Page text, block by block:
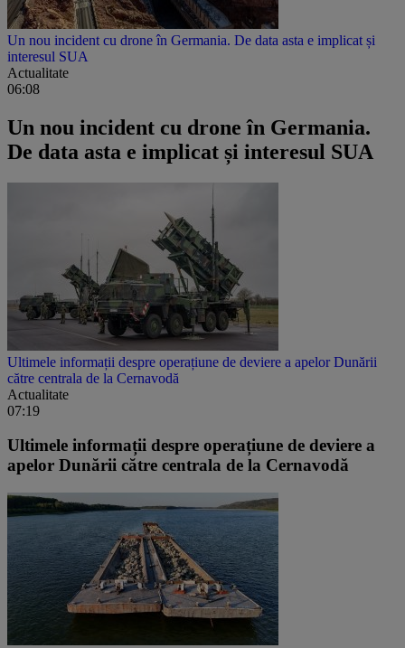
Un nou incident cu drone în Germania. De data asta e implicat și
interesul SUA
Actualitate
06:08
Un nou incident cu drone în Germania.
De data asta e implicat și interesul SUA
Ultimele informații despre operațiune de deviere a apelor Dunării
către centrala de la Cernavodă
Actualitate
07:19
Ultimele informații despre operațiune de deviere a
apelor Dunării către centrala de la Cernavodă